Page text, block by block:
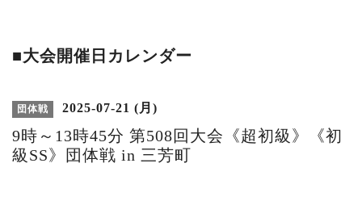
■大会開催日カレンダー
団体戦 2025-07-21 (月)
9時～13時45分 第508回大会《超初級》《初
級SS》団体戦 in 三芳町